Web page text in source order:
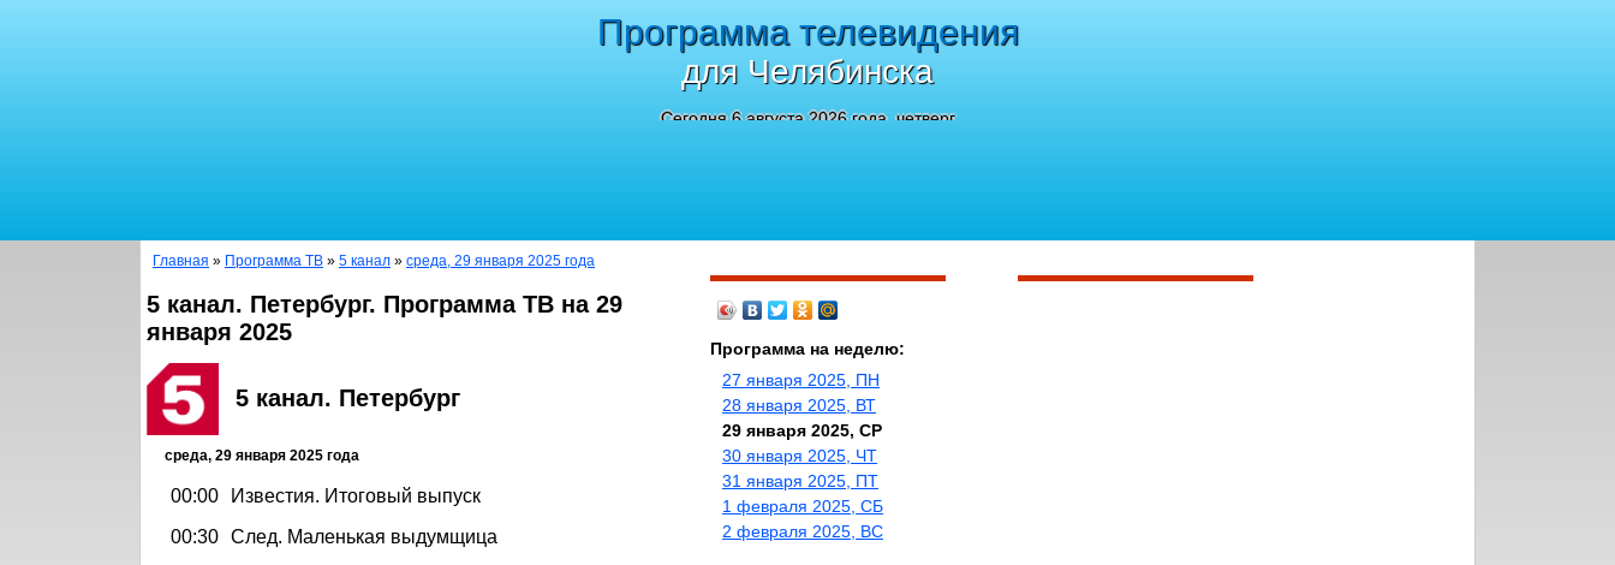
Программа телевидения
для Челябинска
Сегодня 6 августа 2026 года, четверг
Главная » Программа ТВ » 5 канал » среда, 29 января 2025 года
5 канал. Петербург. Программа ТВ на 29
января 2025
5 канал. Петербург
среда, 29 января 2025 года
00:00
Известия. Итоговый выпуск
00:30 След. Маленькая выдумщица
Программа на неделю:
27 января 2025, ПН
28 января 2025, ВТ
29 января 2025, СР
30 января 2025, ЧТ
31 января 2025, ПТ
1 февраля 2025, СБ
2 февраля 2025, ВС